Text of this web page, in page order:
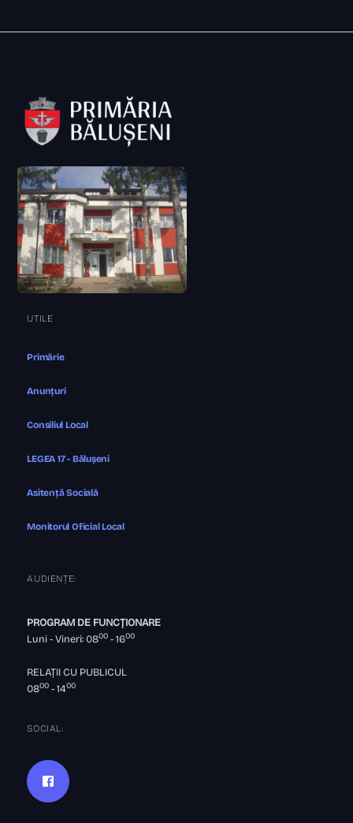
UTILE
Primărie
Anunțuri
Consiliul Local
LEGEA 17 - Bălușeni
Asitență Socială
Monitorul Oficial Local
AUDIENȚE:
PROGRAM DE FUNCȚIONARE
Luni - Vineri: 0800 - 1600
RELAȚII CU PUBLICUL
0800 - 1400
SOCIAL: